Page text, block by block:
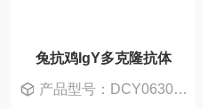
兔抗鸡IgY多克隆抗体
产品型号：DCY0630B-5mg/DCY0630B-25m